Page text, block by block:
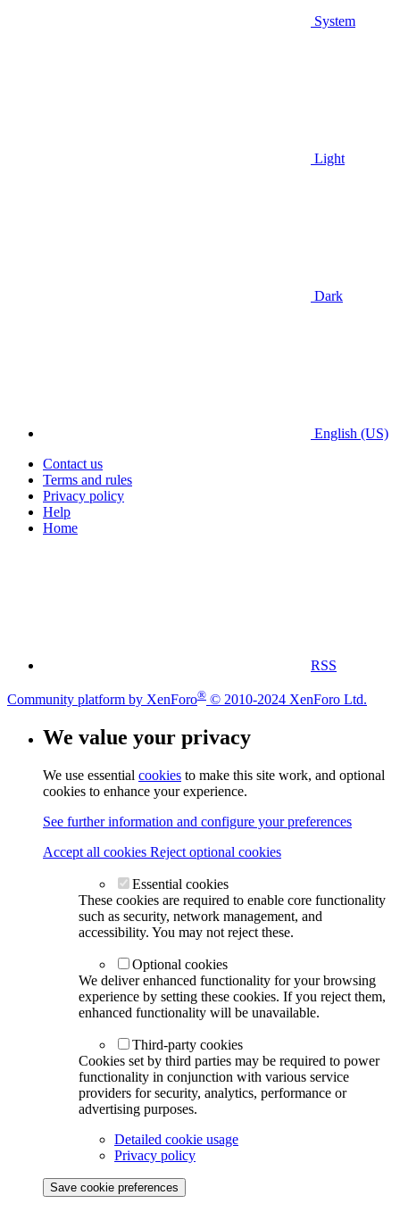
System
Light
Dark
English (US)
Contact us
Terms and rules
Privacy policy
Help
Home
RSS
Community platform by XenForo® © 2010-2024 XenForo Ltd.
We value your privacy
We use essential cookies to make this site work, and optional
cookies to enhance your experience.
See further information and configure your preferences
Accept all cookies Reject optional cookies
Essential cookies
These cookies are required to enable core functionality
such as security, network management, and
accessibility. You may not reject these.
Optional cookies
We deliver enhanced functionality for your browsing
experience by setting these cookies. If you reject them,
enhanced functionality will be unavailable.
Third-party cookies
Cookies set by third parties may be required to power
functionality in conjunction with various service
providers for security, analytics, performance or
advertising purposes.
Detailed cookie usage
Privacy policy
Save cookie preferences